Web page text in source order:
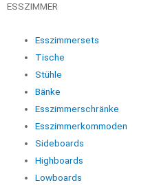
ESSZIMMER
Esszimmersets
Tische
Stühle
Bänke
Esszimmerschränke
Esszimmerkommoden
Sideboards
Highboards
Lowboards